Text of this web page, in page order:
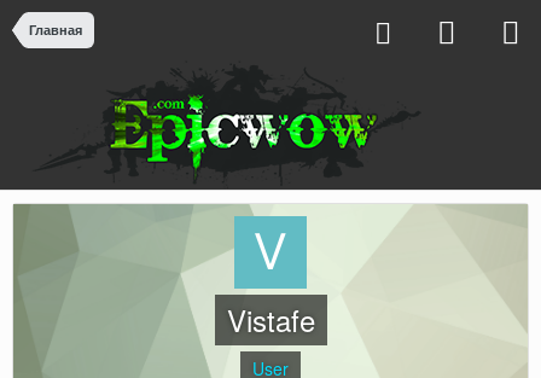
Главная
Vistafe
User